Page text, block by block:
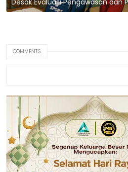
Desak Evaluasi Pengawasan dan
COMMENTS